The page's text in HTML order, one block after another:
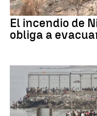
El incendio de
obliga a